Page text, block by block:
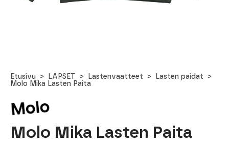
Etusivu LAPSET Lastenvaatteet
Lasten paidat
Molo Mika Lasten Paita
Molo Mika Lasten Paita